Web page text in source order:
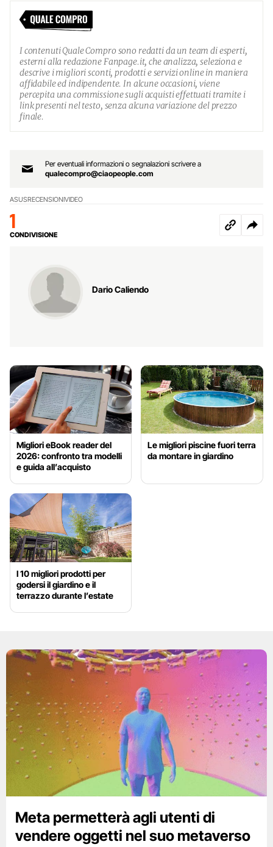
I contenuti Quale Compro sono redatti da un team di esperti,
esterni alla redazione Fanpage.it, che analizza, seleziona e
descrive i migliori sconti, prodotti e servizi online in maniera
affidabile ed indipendente. In alcune occasioni, viene
percepita una commissione sugli acquisti effettuati tramite i
link presenti nel testo, senza alcuna variazione del prezzo
finale.
Per eventuali informazioni o segnalazioni scrivere a
qualecompro@ciaopeople.com
ASUSRECENSIONIVIDEO
1
CONDIVISIONE
Dario Caliendo
Migliori eBook reader del
2026: confronto tra modelli
e guida all’acquisto
Le migliori piscine fuori terra
da montare in giardino
I 10 migliori prodotti per
godersi il giardino e il
terrazzo durante l’estate
Meta permetterà agli utenti di
vendere oggetti nel suo metaverso